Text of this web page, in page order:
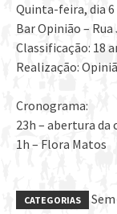
Quinta-feira, dia
Bar Opinião –
Classificação: 18
Realização:
Cronograma:
23h – abertura da
1h – Flora Matos
CATEGORIAS